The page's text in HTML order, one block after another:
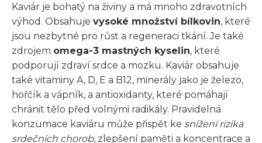
Kaviár je bohatý na živiny a má mnoho zdravotních
výhod. Obsahuje vysoké množství bílkovin, které
jsou nezbytné pro růst a regeneraci tkání. Je také
zdrojem omega-3 mastných kyselin, které
podporují zdraví srdce a mozku. Kaviár obsahuje
také vitaminy A, D, E a B12, minerály jako je železo,
hořčík a vápník, a antioxidanty, které pomáhají
chránit tělo před volnými radikály. Pravidelná
konzumace kaviáru může přispět ke snížení rizika
srdečních chorob, zlepšení paměti a koncentrace a